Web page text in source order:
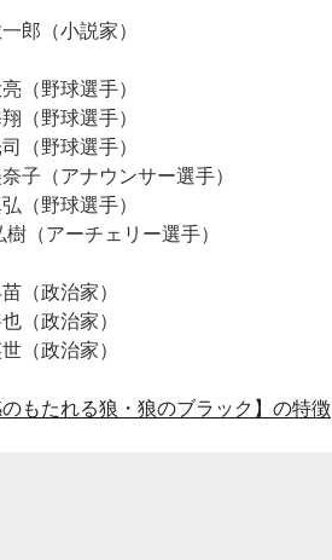
郎（小説家）
（野球選手）
（野球選手）
（野球選手）
子（アナウンサー選手）
（野球選手）
樹（アーチェリー選手）
（政治家）
（政治家）
（政治家）
のもたれる狼・狼のブラック】の特徴